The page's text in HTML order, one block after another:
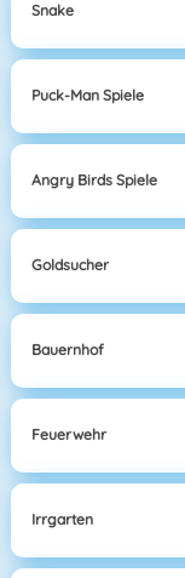
Snake
Puck-Man Spiele
Angry Birds Spiele
Goldsucher
Bauernhof
Feuerwehr
Irrgarten